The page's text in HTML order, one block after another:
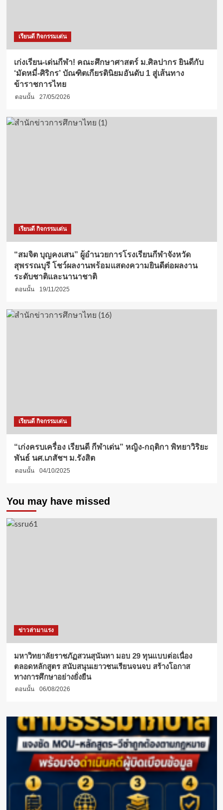
เรียนดี กิจกรรมเด่น
เก่งเรียน-เด่นกีฬา! คณะศึกษาศาสตร์ ม.ศิลปากร ยินดีกับ
‘มัดหมี่-ศิริกร’ บัณฑิตเกียรตินิยมอันดับ 1 สู่เส้นทาง
ข้าราชการไทย
ตอนนั้น 27/05/2026
เรียนดี กิจกรรมเด่น
“สมจิต บุญคงเสน” ผู้อำนวยการโรงเรียนกีฬาจังหวัด
สุพรรณบุรี โชว์ผลงานพร้อมแสดงความยินดีต่อผลงาน
ระดับชาติและนานาชาติ
ตอนนั้น 19/11/2025
เรียนดี กิจกรรมเด่น
“เก่งครบเครื่อง เรียนดี กีฬาเด่น” หญิง-กฤติกา พิทยาวิริยะ
พันธ์ นศ.เภสัชฯ ม.รังสิต
ตอนนั้น 04/10/2025
You may have missed
ข่าวล่ามาแรง
มหาวิทยาลัยราชภัฏสวนสุนันทา มอบ 29 ทุนแบบต่อเนื่อง
ตลอดหลักสูตร สนับสนุนเยาวชนเรียนจนจบ สร้างโอกาส
ทางการศึกษาอย่างยั่งยืน
ตอนนั้น 06/08/2026